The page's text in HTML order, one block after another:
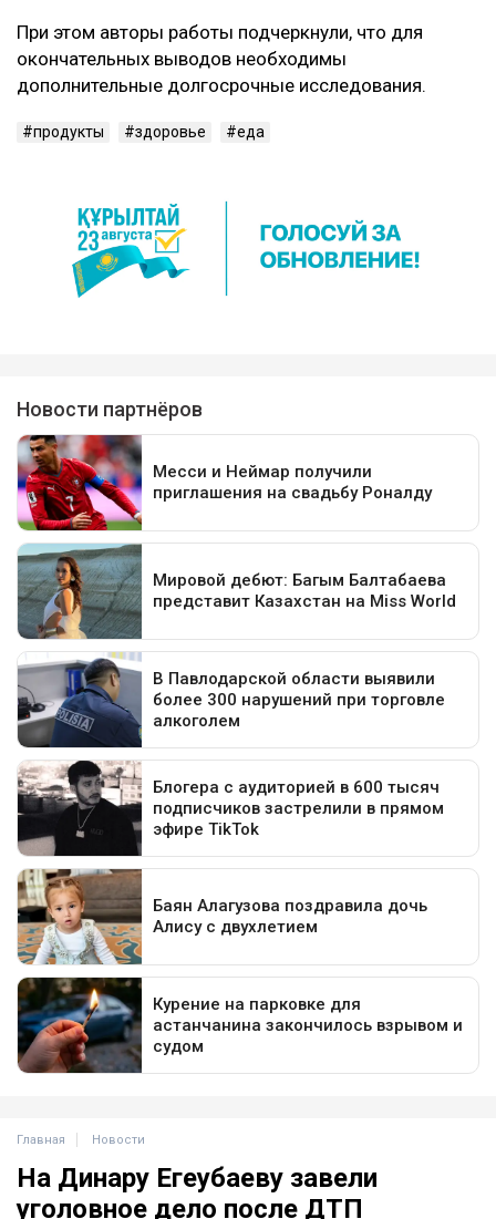
При этом авторы работы подчеркнули, что для
окончательных выводов необходимы
дополнительные долгосрочные исследования.
продукты здоровье еда
Главная Новости
На Динару Егеубаеву завели
уголовное дело после ДТП